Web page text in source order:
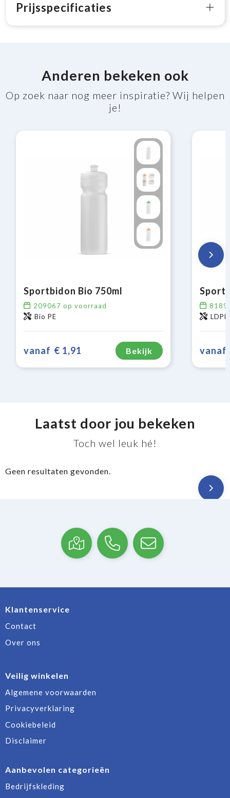
Prijsspecificaties
Anderen bekeken ook
Op zoek naar nog meer inspiratie? Wij helpen
je!
Sportbidon Bio 750ml
209067 op voorraad
Bio PE
vanaf € 1,91 Bekijk vanaf
Laatst door jou bekeken
Toch wel leuk hé!
Geen resultaten gevonden.
Klantenservice
Contact
Over ons
Veilig winkelen
Algemene voorwaarden
Privacyverklaring
Cookiebeleid
Disclaimer
Aanbevolen categorieën
Bedrijfskleding